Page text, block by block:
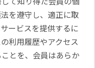
を遵守し、適正に取
ービスを提供するに
利用履歴やアクセス
とを、会員はあらか